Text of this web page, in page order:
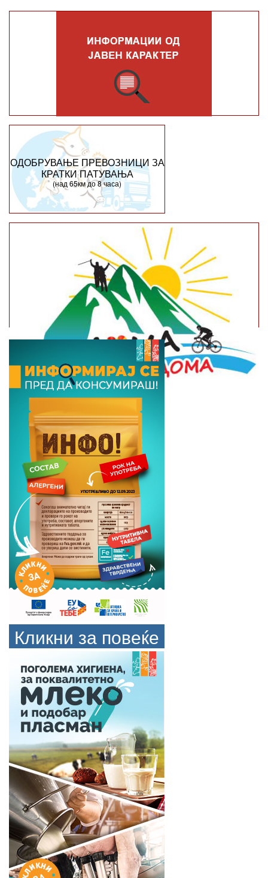
ОДОБРУВАЊЕ ПРЕВОЗНИЦИ ЗА
КРАТКИ ПАТУВАЊА
(над 65км до 8 часа)
Кликни за повеќе